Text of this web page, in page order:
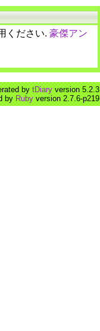
ください. 豪傑アン
bytDiaryversion 5.2.3
byRubyversion 2.7.6-p219